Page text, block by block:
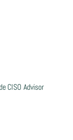
CISO Advisor